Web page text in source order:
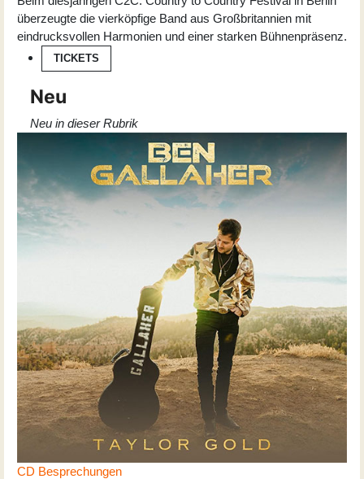
überzeugte die vierköpfige Band aus Großbritannien mit
eindrucksvollen Harmonien und einer starken Bühnenpräsenz.
TICKETS
Neu
Neu in dieser Rubrik
CD Besprechungen